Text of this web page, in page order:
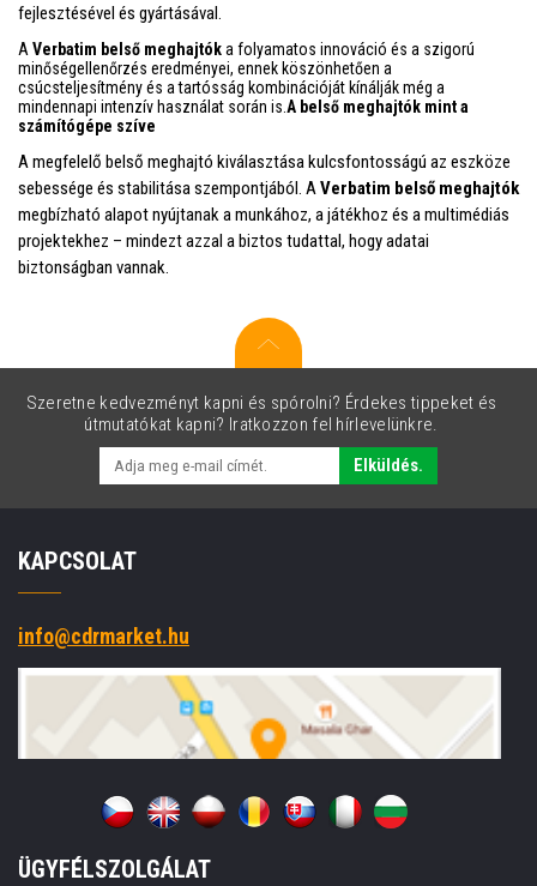
fejlesztésével és gyártásával.
A Verbatim belső meghajtóka folyamatos innováció és a szigorú
minőségellenőrzés eredményei, ennek köszönhetően a
csúcsteljesítmény és a tartósság kombinációját kínálják még a
mindennapi intenzív használat során is. A belső meghajtók mint a
számítógépe szíve
A megfelelő belső meghajtó kiválasztása kulcsfontosságú az eszköze
sebessége és stabilitása szempontjából. AVerbatim belső meghajtók
megbízható alapot nyújtanak a munkához, a játékhoz és a multimédiás
projektekhez – mindezt azzal a biztos tudattal, hogy adatai
biztonságban vannak.
Szeretne kedvezményt kapni és spórolni? Érdekes tippeket és
útmutatókat kapni? Iratkozzon fel hírlevelünkre.
Elküldés.
KAPCSOLAT
info@cdrmarket.hu
ÜGYFÉLSZOLGÁLAT